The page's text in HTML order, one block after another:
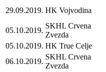
29.09.2019. HK Vojvodina
05.10.2019.
SKHL Crvena
Zvezda
05.10.2019. HK True Celje
06.10.2019.
SKHL Crvena
Zvezda